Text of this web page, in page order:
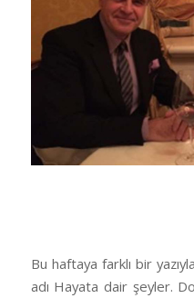
Bu haftaya farklı bir
adı Hayata dair şeyler.